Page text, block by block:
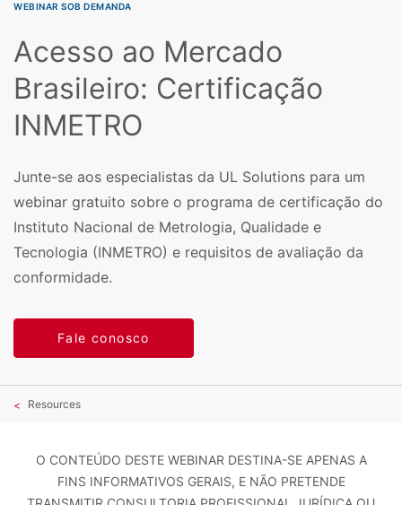
WEBINAR SOB DEMANDA
Acesso ao Mercado
Brasileiro: Certificação
INMETRO
Junte-se aos especialistas da UL Solutions para um
webinar gratuito sobre o programa de certificação do
Instituto Nacional de Metrologia, Qualidade e
Tecnologia (INMETRO) e requisitos de avaliação da
conformidade.
Fale conosco
Resources
O CONTEÚDO DESTE WEBINAR DESTINA-SE APENAS A
FINS INFORMATIVOS GERAIS, E NÃO PRETENDE